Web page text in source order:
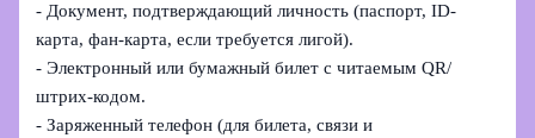
- Документ, подтверждающий личность (паспорт, ID-
карта, фан-карта, если требуется лигой).
- Электронный или бумажный билет с читаемым QR/
штрих‑кодом.
- Заряженный телефон (для билета, связи и